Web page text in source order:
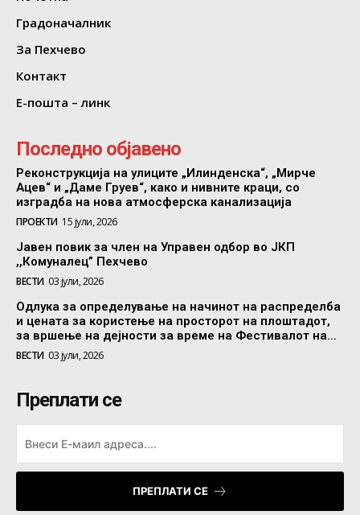
Градоначалник
За Пехчево
Контакт
Е-пошта – линк
Последно објавено
Реконструкција на улиците „Илинденска“, „Мирче
Ацев“ и „Даме Груев“, како и нивните краци, со
изградба на нова атмосферска канализација
ПРОЕКТИ 15 јули, 2026
Јавен повик за член на Управен одбор во ЈКП
,,Комуналец” Пехчево
ВЕСТИ 03 јули, 2026
Одлука за определување на начинот на распределба
и цената за користење на просторот на плоштадот,
за вршење на дејности за време на Фестивалот на...
ВЕСТИ 03 јули, 2026
Преплати се
ПРЕПЛАТИ СЕ